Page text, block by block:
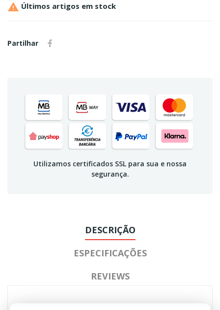
 Últimos artigos em stock
Partilhar
Utilizamos certificados SSL para sua e nossa
segurança.
DESCRIÇÃO
ESPECIFICAÇÕES
REVIEWS